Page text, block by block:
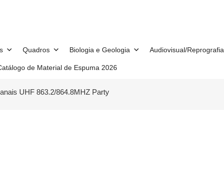
Quadros Biologia e Geologia Audiovisual/Reprografia
de Material de Espuma 2026
UHF 863.2/864.8MHZ Party